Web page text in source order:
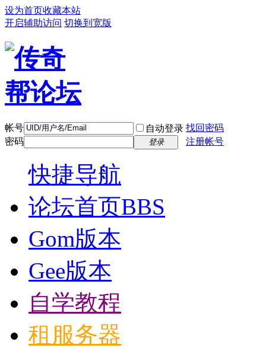
设为首页收藏本站
开启辅助访问 切换到宽版
帐号 自动登录 找回密码
密码
登录 注册帐号
快捷导航
论坛首页BBS
Gom版本
Gee版本
自学教程
租服务器